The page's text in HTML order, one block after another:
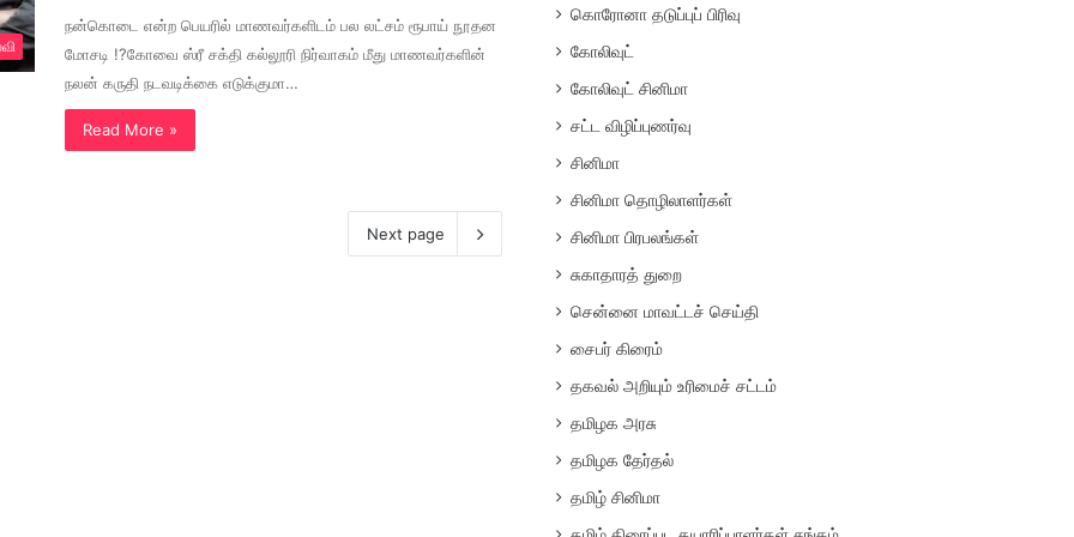
நன்கொடை என்ற பெயரில் மாணவர்களிடம் பல லட்சம் ரூபாய் நூதன
மோசடி !?கோவை ஸ்ரீ சக்தி கல்லூரி நிர்வாகம் மீது மாணவர்களின்
நலன் கருதி நடவடிக்கை எடுக்குமா…
Read More »
Next page
கொரோனா தடுப்புப் பிரிவு
கோலிவுட்
கோலிவுட் சினிமா
சட்ட விழிப்புணர்வு
சினிமா
சினிமா தொழிலாளர்கள்
சினிமா பிரபலங்கள்
சுகாதாரத் துறை
சென்னை மாவட்டச் செய்தி
சைபர் கிரைம்
தகவல் அறியும் உரிமைச் சட்டம்
தமிழக அரசு
தமிழக தேர்தல்
தமிழ் சினிமா